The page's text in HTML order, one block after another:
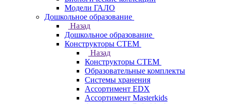
Модели ГАЛО
Дошкольное образование
Назад
Дошкольное образование
Конструкторы СТЕМ
Назад
Конструкторы СТЕМ
Образовательные комплекты
Системы хранения
Ассортимент EDX
Ассортимент Masterkids